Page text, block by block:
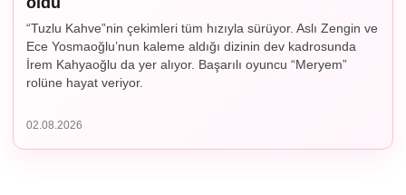
“Tuzlu Kahve”nin çekimleri tüm hızıyla sürüyor. Aslı Zengin ve
Ece Yosmaoğlu’nun kaleme aldığı dizinin dev kadrosunda
İrem Kahyaoğlu da yer alıyor. Başarılı oyuncu “Meryem”
rolüne hayat veriyor.
02.08.2026